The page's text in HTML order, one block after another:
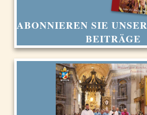
ABONNIEREN SIE
BEITRÄGE